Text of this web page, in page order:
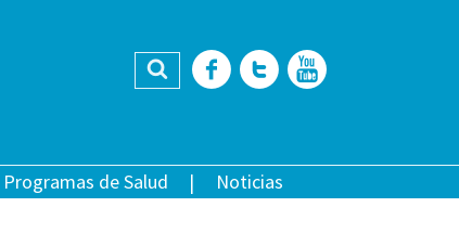
Buscar Facebook
Twitter
Programas de Salud Noticias